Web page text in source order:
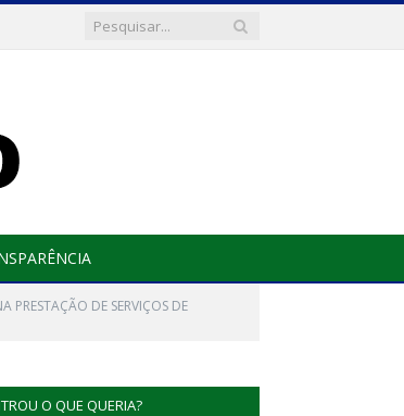
PRESTAÇÃO DE SERVIÇOS DE
O QUE QUERIA?